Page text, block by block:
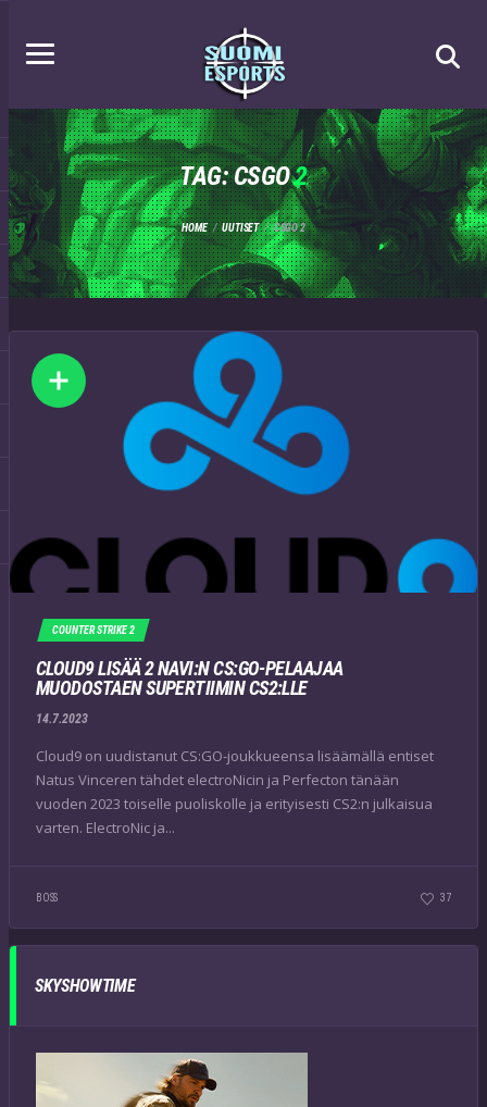
TAG: CSGO2
HOME UUTISET CSGO 2
COUNTER STRIKE 2
CLOUD9 LISÄÄ 2 NAVI:N CS:GO-PELAAJAA
MUODOSTAEN SUPERTIIMIN CS2:LLE
14.7.2023
Cloud9 on uudistanut CS:GO-joukkueensa lisäämällä entiset
Natus Vinceren tähdet electroNicin ja Perfecton tänään
vuoden 2023 toiselle puoliskolle ja erityisesti CS2:n julkaisua
varten. ElectroNic ja...
BOSS 37
SKYSHOWTIME